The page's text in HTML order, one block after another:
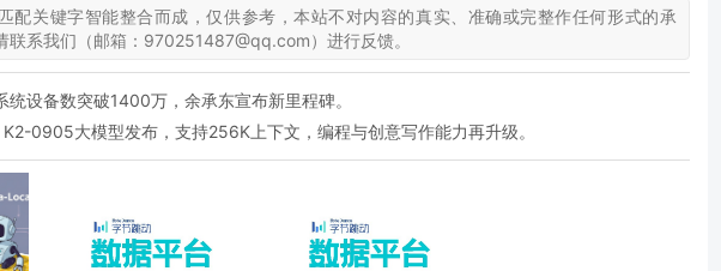
配关键字智能整合而成，仅供参考，本站不对内容的真实、准确或完整作任何形式的承
联系我们（邮箱：970251487@qq.com）进行反馈。
统设备数突破1400万，余承东宣布新里程碑。
K2-0905大模型发布，支持256K上下文，编程与创意写作能力再升级。